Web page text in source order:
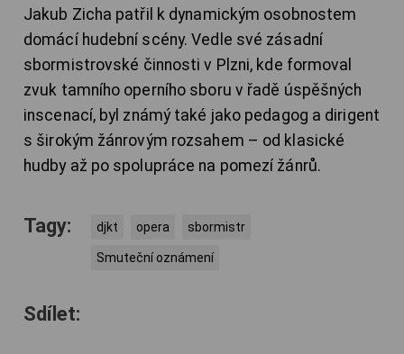
Jakub Zicha patřil k dynamickým osobnostem
domácí hudební scény. Vedle své zásadní
sbormistrovské činnosti v Plzni, kde formoval
zvuk tamního operního sboru v řadě úspěšných
inscenací, byl známý také jako pedagog a dirigent
s širokým žánrovým rozsahem – od klasické
hudby až po spolupráce na pomezí žánrů.
Tagy: djkt opera sbormistr
Smuteční oznámení
Sdílet: